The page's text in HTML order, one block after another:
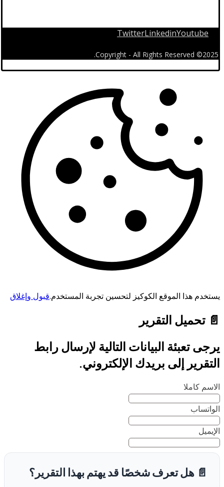
TwitterLinkedinYoutube
2025© Copyright - All Rights Reserved.
يستخدم هذا الموقع الكوكيز لتحسين تجربة المستخدم.قبول وإغلاق
📄 تحميل التقرير
يرجى تعبئة البيانات التالية لإرسال رابط
التقرير إلى بريدك الإلكتروني.
الاسم كاملا
الواتساب
الإيميل
📄 هل تعرف شخصًا قد يهتم بهذا التقرير؟